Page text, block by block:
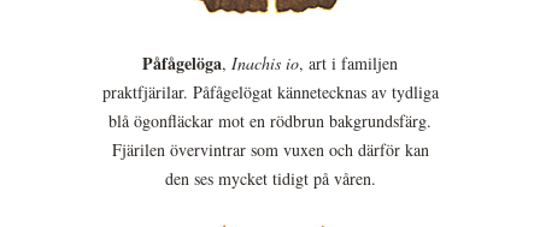
Påfågelöga, Inachis io, art i familjen
praktfjärilar. Påfågelögat kännetecknas av tydliga
blå ögonfläckar mot en rödbrun bakgrundsfärg.
Fjärilen övervintrar som vuxen och därför kan
den ses mycket tidigt på våren.